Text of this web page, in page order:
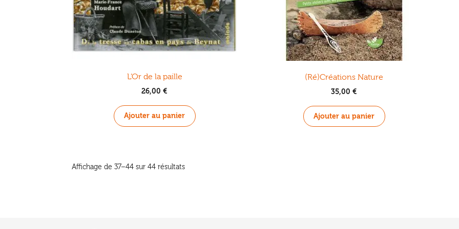
L’Or de la paille
26,00€
Ajouter au panier
(Ré)Créations Nature
35,00€
Ajouter au panier
Affichage de 37–44 sur 44 résultatsTrié